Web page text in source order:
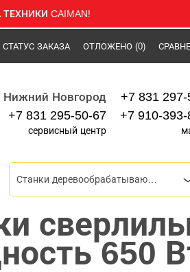
CAIMAN!
СТАТУС ЗАКАЗА ОТЛОЖЕНО (0)
Нижний Новгород
+7 831 295-50-67
сервисный центр
+7 831
+7 910-
650